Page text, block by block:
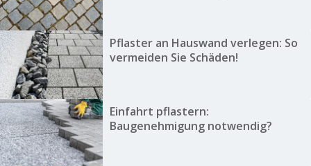
Pflaster an Hauswand verlegen: So
vermeiden Sie Schäden!
Einfahrt pflastern:
Baugenehmigung notwendig?